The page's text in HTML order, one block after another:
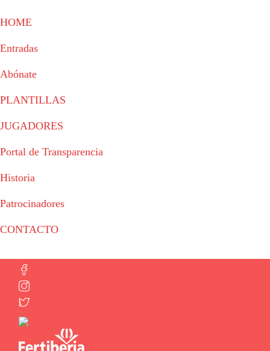
HOME
Entradas
Abónate
PLANTILLAS
JUGADORES
Portal de Transparencia
Historia
Patrocinadores
CONTACTO